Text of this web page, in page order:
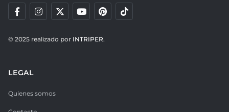
© 2025 realizado por INTRIPER.
LEGAL
Quienes somos